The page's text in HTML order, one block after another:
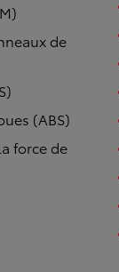
de
(ABS)
force de